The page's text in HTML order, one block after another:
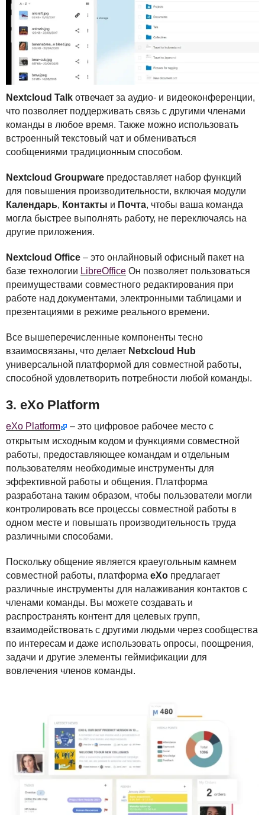
Nextcloud Talk отвечает за аудио- и видеоконференции,
что позволяет поддерживать связь с другими членами
команды в любое время. Также можно использовать
встроенный текстовый чат и обмениваться
сообщениями традиционным способом.
Nextcloud Groupware предоставляет набор функций
для повышения производительности, включая модули
Календарь, Контакты и Почта, чтобы ваша команда
могла быстрее выполнять работу, не переключаясь на
другие приложения.
Nextcloud Office – это онлайновый офисный пакет на
базе технологии LibreOffice Он позволяет пользоваться
преимуществами совместного редактирования при
работе над документами, электронными таблицами и
презентациями в режиме реального времени.
Все вышеперечисленные компоненты тесно
взаимосвязаны, что делает Netxcloud Hub
универсальной платформой для совместной работы,
способной удовлетворить потребности любой команды.
3. eXo Platform
eXo Platform
– это цифровое рабочее место с
открытым исходным кодом и функциями совместной
работы, предоставляющее командам и отдельным
пользователям необходимые инструменты для
эффективной работы и общения. Платформа
разработана таким образом, чтобы пользователи могли
контролировать все процессы совместной работы в
одном месте и повышать производительность труда
различными способами.
Поскольку общение является краеугольным камнем
совместной работы, платформа eXo предлагает
различные инструменты для налаживания контактов с
членами команды. Вы можете создавать и
распространять контент для целевых групп,
взаимодействовать с другими людьми через сообщества
по интересам и даже использовать опросы, поощрения,
задачи и другие элементы геймификации для
вовлечения членов команды.